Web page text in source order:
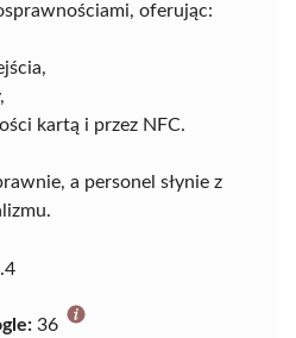
oferując:
kartą i przez NFC.
a personel słynie z
36